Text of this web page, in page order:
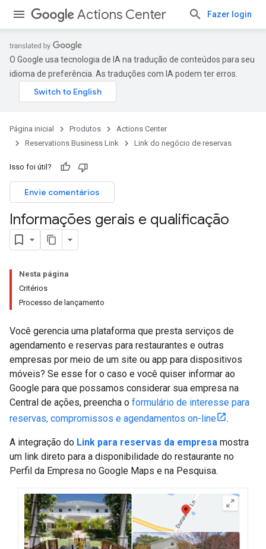
Actions Center Fazer login
O Google usa tecnologia de IA na tradução de conteúdos para seu
idioma de preferência. As traduções com IA podem ter erros.
Página inicial Produtos
Actions Center
Reservations Business Link
Link do negócio de reservas
Isso foi útil?
Envie comentários
Informações gerais e qualificação
Nesta página
Critérios
Processo de lançamento
Você gerencia uma plataforma que presta serviços de
agendamento e reservas para restaurantes e outras
empresas por meio de um site ou app para dispositivos
móveis? Se esse for o caso e você quiser informar ao
Google para que possamos considerar sua empresa na
Central de ações, preencha o formulário de interesse para
reservas, compromissos e agendamentos on-line
.
A integração do Link para reservas da empresa mostra
um link direto para a disponibilidade do restaurante no
Perfil da Empresa no Google Maps e na Pesquisa.